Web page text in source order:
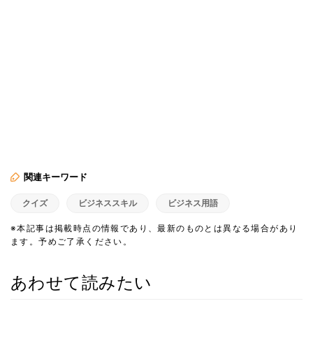
関連キーワード
クイズ ビジネススキル ビジネス用語
※本記事は掲載時点の情報であり、最新のものとは異なる場合があり
ます。予めご了承ください。
あわせて読みたい